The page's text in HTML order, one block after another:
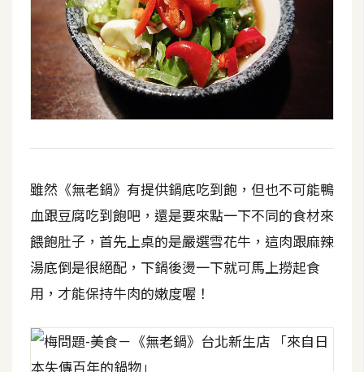
雖然《無老鍋》有提供鍋底吃到飽，但也不可能鴨
血跟豆腐吃到飽吧，還是要來點一下不同的食材來
餵飽肚子，首先上桌的是嚴選雪花牛，這肉跟麻辣
湯底倒是很絕配，下鍋後燙一下就可馬上撈起食
用，才能保持牛肉的嫩度喔！